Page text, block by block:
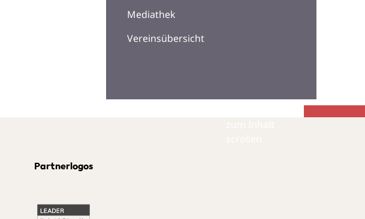
Mediathek
Vereinsübersicht
Partnerlogos